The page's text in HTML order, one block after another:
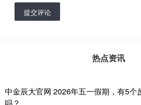
提交评论
热点资讯
中金辰大官网 2026年五一假期，有5个